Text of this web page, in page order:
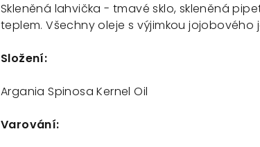
Skleněná lahvička - tmavé sklo, skleněná
teplem. Všechny oleje s výjimkou
Složení:
Argania Spinosa Kernel Oil
Varování: